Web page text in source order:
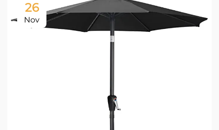
26
Nov